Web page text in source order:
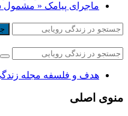
ماجرای پیامک «
هدف و فلسفه مجله
منوی اصلی